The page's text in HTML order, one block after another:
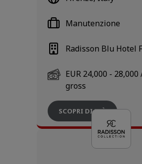
EUR 24,000 -
gross
Radisson Blu Hotel
Manutenzione
SCOPRI DI PIÙ